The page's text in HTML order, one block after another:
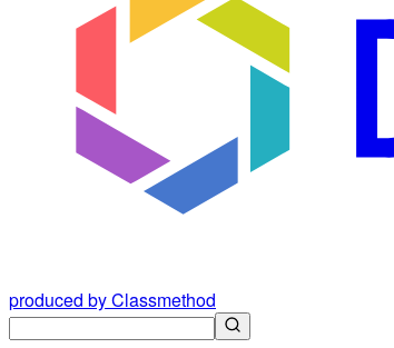
produced by Classmethod